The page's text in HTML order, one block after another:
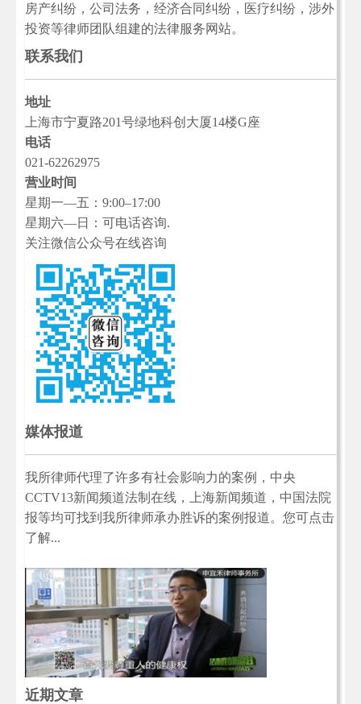
房产纠纷，公司法务，经济合同纠纷，医疗纠纷，涉外
投资等律师团队组建的法律服务网站。
联系我们
地址
上海市宁夏路201号绿地科创大厦14楼G座
电话
021-62262975
营业时间
星期一—五：9:00–17:00
星期六—日：可电话咨询.
关注微信公众号在线咨询
媒体报道
我所律师代理了许多有社会影响力的案例，中央
CCTV13新闻频道法制在线，上海新闻频道，中国法院
报等均可找到我所律师承办胜诉的案例报道。您可点击
了解...
近期文章